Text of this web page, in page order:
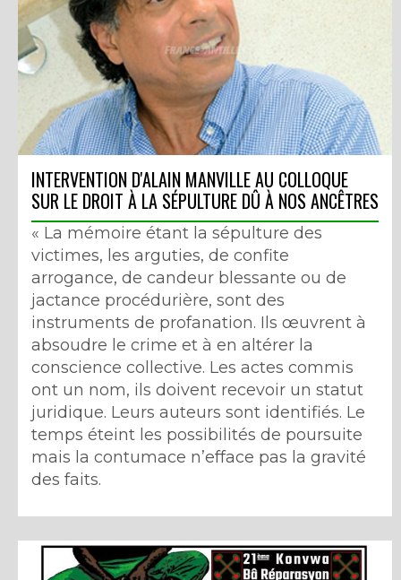
INTERVENTION D'ALAIN MANVILLE AU COLLOQUE
SUR LE DROIT À LA SÉPULTURE DÛ À NOS ANCÊTRES
« La mémoire étant la sépulture des
victimes, les arguties, de confite
arrogance, de candeur blessante ou de
jactance procédurière, sont des
instruments de profanation. Ils œuvrent à
absoudre le crime et à en altérer la
conscience collective. Les actes commis
ont un nom, ils doivent recevoir un statut
juridique. Leurs auteurs sont identifiés. Le
temps éteint les possibilités de poursuite
mais la contumace n’efface pas la gravité
des faits.